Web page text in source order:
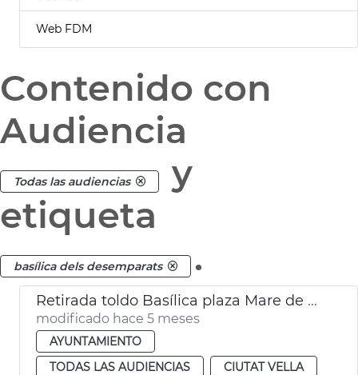
Web FDM
Contenido con
Audiencia
Todas las audiencias
y
etiqueta
basílica dels desemparats .
Retirada toldo Basílica plaza Mare de Déu
modificado hace 5 meses
AYUNTAMIENTO
TODAS LAS AUDIENCIAS
CIUTAT VELLA